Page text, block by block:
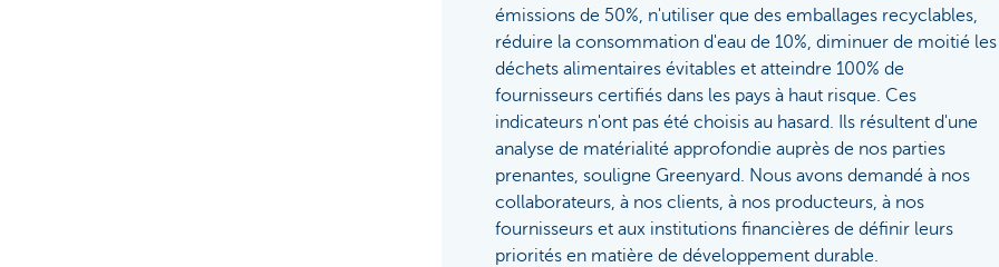
émissions de 50%, n'utiliser que des emballages recyclables,
réduire la consommation d'eau de 10%, diminuer de moitié les
déchets alimentaires évitables et atteindre 100% de
fournisseurs certifiés dans les pays à haut risque. Ces
indicateurs n'ont pas été choisis au hasard. Ils résultent d'une
analyse de matérialité approfondie auprès de nos parties
prenantes, souligne Greenyard. Nous avons demandé à nos
collaborateurs, à nos clients, à nos producteurs, à nos
fournisseurs et aux institutions financières de définir leurs
priorités en matière de développement durable.